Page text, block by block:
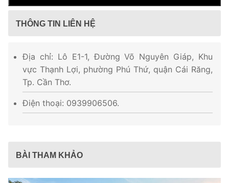
THÔNG TIN LIÊN HỆ
Địa chỉ: Lô E1-1, Đường Võ Nguyên Giáp, Khu
vực Thạnh Lợi, phường Phú Thứ, quận Cái Răng,
Tp. Cần Thơ.
Điện thoại: 0939906506.
BÀI THAM KHẢO